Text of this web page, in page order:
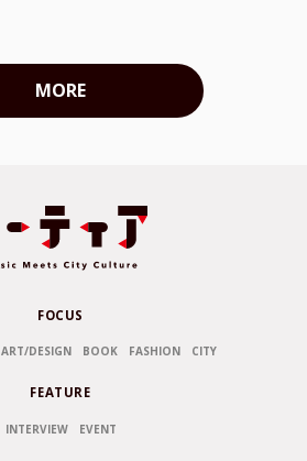
MORE
FOCUS
ART/DESIGN BOOK FASHION CITY
FEATURE
INTERVIEW EVENT